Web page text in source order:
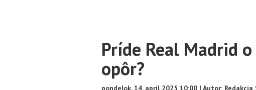
Main
Content
Príde Real Madrid
opôr?
pondelok, 14. apríl 2025 10:00 | Autor: Redakcia